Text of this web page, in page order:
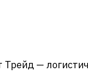
Трейд —